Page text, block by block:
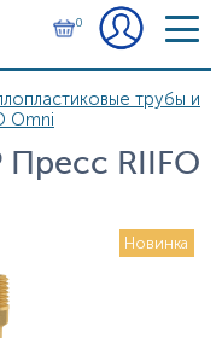
0
трубы и
Omni
RIIFO
Новинка